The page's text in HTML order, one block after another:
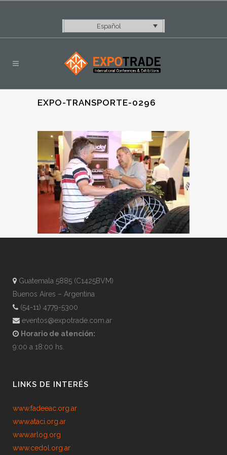
Español
EXPO-TRANSPORTE-0296
Guatemala 5885 (C1425BVM)
Buenos Aires – Argentina
(54-11) 4779-5300
eventos@expotrade.com.ar
Horario de atención:
9:00 a 18:00 hs.
LINKS DE INTERÉS
www.fadeeac.org.ar
www.ataci.org.ar
www.arlog.org
www.cedol.org.ar